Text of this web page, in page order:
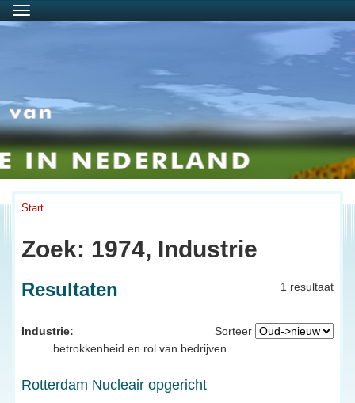
Menu
Start
Zoek: 1974, Industrie
1 resultaat
Resultaten
Sorteer
Industrie:
betrokkenheid en rol van bedrijven
Rotterdam Nucleair opgericht